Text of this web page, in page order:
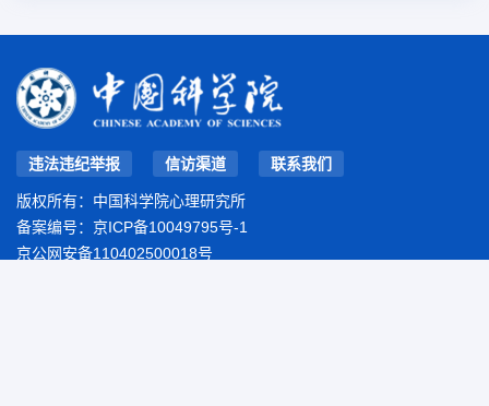
违法违纪举报 信访渠道 联系我们
版权所有：中国科学院心理研究所
备案编号： 京ICP备10049795号-1
京公网安备110402500018号